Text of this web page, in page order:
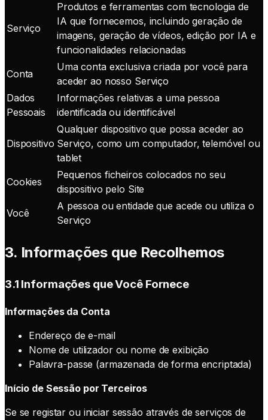
Serviço
Produtos e ferramentas com tecnologia de
IA que fornecemos, incluindo geração de
imagens, geração de vídeos, edição por IA e
funcionalidades relacionadas
Conta
Uma conta exclusiva criada por você para
aceder ao nosso Serviço
Dados
Pessoais
Informações relativas a uma pessoa
identificada ou identificável
Dispositivo
Qualquer dispositivo que possa aceder ao
Serviço, como um computador, telemóvel ou
tablet
Cookies
Pequenos ficheiros colocados no seu
dispositivo pelo Site
Você
A pessoa ou entidade que acede ou utiliza o
Serviço
3. Informações que Recolhemos
3.1 Informações que Você Fornece
Informações da Conta
Endereço de e-mail
Nome de utilizador ou nome de exibição
Palavra-passe (armazenada de forma encriptada)
Início de Sessão por Terceiros
Se se registar ou iniciar sessão através de serviços de